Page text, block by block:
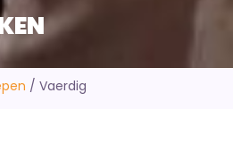
/ Vaerdig